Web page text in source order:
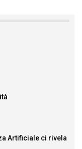
Artificiale ci rivela